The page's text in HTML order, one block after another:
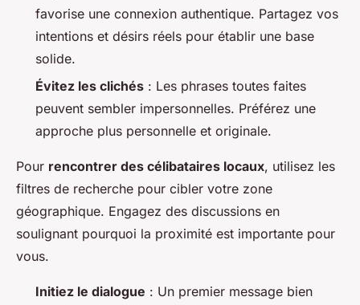
favorise une connexion authentique. Partagez vos
intentions et désirs réels pour établir une base
solide.
Évitez les clichés : Les phrases toutes faites
peuvent sembler impersonnelles. Préférez une
approche plus personnelle et originale.
Pour rencontrer des célibataires locaux, utilisez les
filtres de recherche pour cibler votre zone
géographique. Engagez des discussions en
soulignant pourquoi la proximité est importante pour
vous.
Initiez le dialogue : Un premier message bien